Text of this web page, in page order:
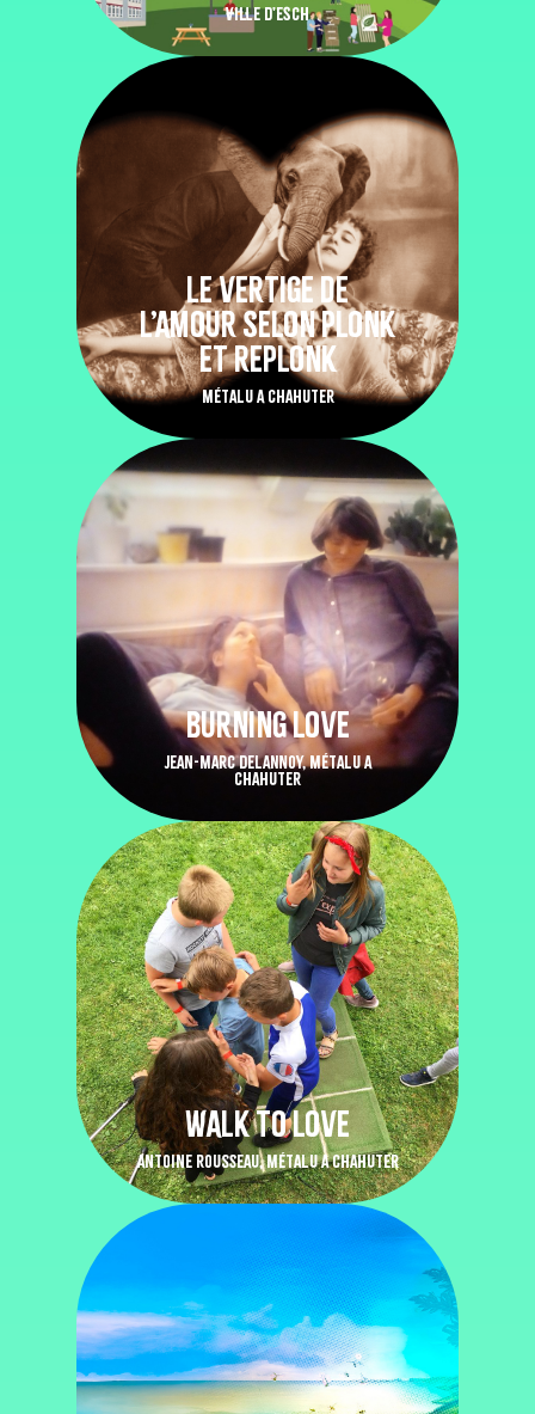
VILLE D'ESCH
LE VERTIGE DE
L’AMOUR SELON PLONK
ET REPLONK
MÉTALU A CHAHUTER
BURNING LOVE
JEAN-MARC DELANNOY, MÉTALU A
CHAHUTER
WALK TO LOVE
ANTOINE ROUSSEAU, MÉTALU A CHAHUTER